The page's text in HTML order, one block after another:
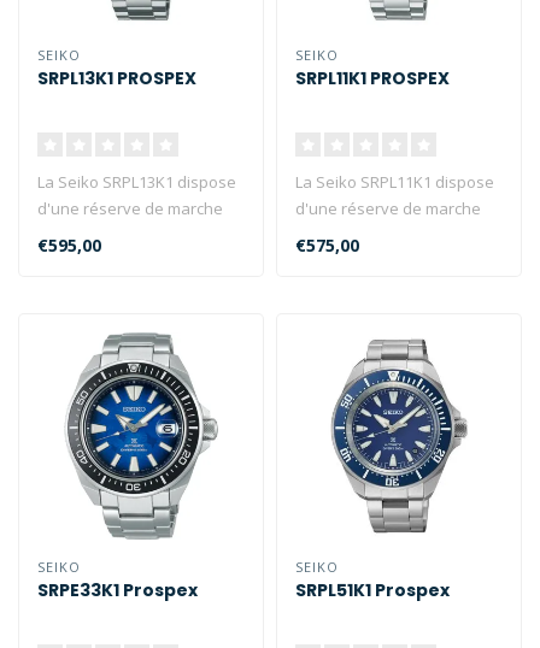
SEIKO
SRPL13K1 PROSPEX
La Seiko SRPL13K1 dispose
d'une réserve de marche
de 41 heures, d'un verre en
€595,00
SEIKO
SRPL11K1 PROSPEX
La Seiko SRPL11K1 dispose
d'une réserve de marche
de 41 heures, d'un verre en
€575,00
SEIKO
SRPE33K1 Prospex
SEIKO
SRPL51K1 Prospex